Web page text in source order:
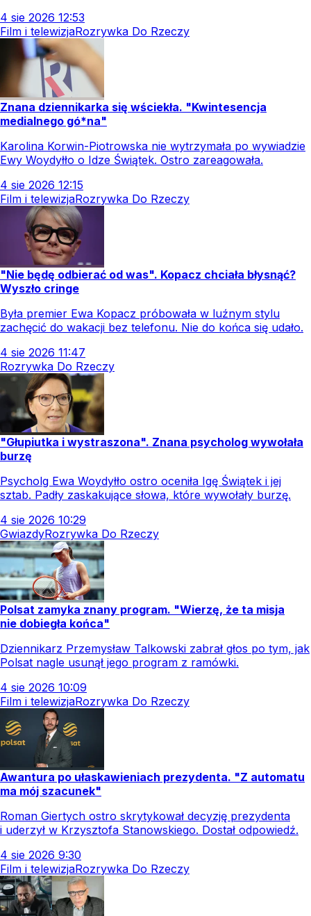
4 sie 2026 12:53
Film i telewizjaRozrywka Do Rzeczy
Znana dziennikarka się wściekła. "Kwintesencja
medialnego gó*na"
Karolina Korwin-Piotrowska nie wytrzymała po wywiadzie
Ewy Woydyłło o Idze Świątek. Ostro zareagowała.
4 sie 2026 12:15
Film i telewizjaRozrywka Do Rzeczy
"Nie będę odbierać od was". Kopacz chciała błysnąć?
Wyszło cringe
Była premier Ewa Kopacz próbowała w luźnym stylu
zachęcić do wakacji bez telefonu. Nie do końca się udało.
4 sie 2026 11:47
Rozrywka Do Rzeczy
"Głupiutka i wystraszona". Znana psycholog wywołała
burzę
Psycholg Ewa Woydyłło ostro oceniła Igę Świątek i jej
sztab. Padły zaskakujące słowa, które wywołały burzę.
4 sie 2026 10:29
GwiazdyRozrywka Do Rzeczy
Polsat zamyka znany program. "Wierzę, że ta misja
nie dobiegła końca"
Dziennikarz Przemysław Talkowski zabrał głos po tym, jak
Polsat nagle usunął jego program z ramówki.
4 sie 2026 10:09
Film i telewizjaRozrywka Do Rzeczy
Awantura po ułaskawieniach prezydenta. "Z automatu
ma mój szacunek"
Roman Giertych ostro skrytykował decyzję prezydenta
i uderzył w Krzysztofa Stanowskiego. Dostał odpowiedź.
4 sie 2026 9:30
Film i telewizjaRozrywka Do Rzeczy